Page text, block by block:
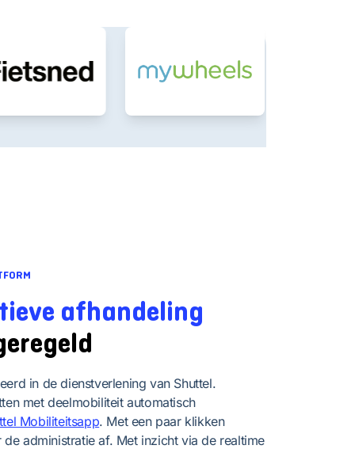
afhandeling
in de dienstverlening van Shuttel.
met deelmobiliteit automatisch
Mobiliteitsapp. Met een paar klikken
administratie af. Met inzicht via de realtime